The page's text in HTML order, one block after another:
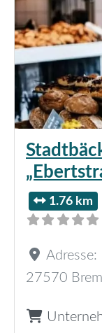
1.76 km
Adresse:
27570